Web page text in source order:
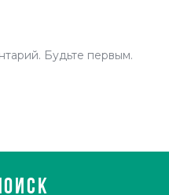
Будьте первым.